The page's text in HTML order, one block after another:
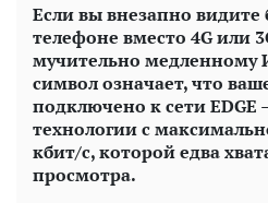
Если вы внезапно видите
телефоне вместо 4G или
мучительно медленному
символ означает, что
подключено к сети EDGE
технологии с
кбит/с, которой едва
просмотра.